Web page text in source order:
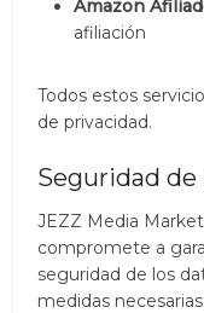
Amazon
afiliación
Todos estos
de privacidad.
Seguridad de
JEZZ Media
compromete a
seguridad de los
medidas